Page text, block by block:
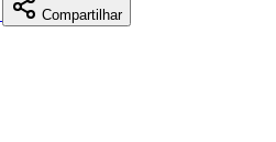
Compartilhar